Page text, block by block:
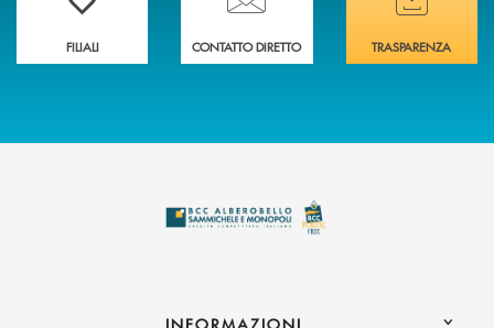
FILIALI CONTATTO DIRETTO TRASPARENZA
INFORMAZIONI